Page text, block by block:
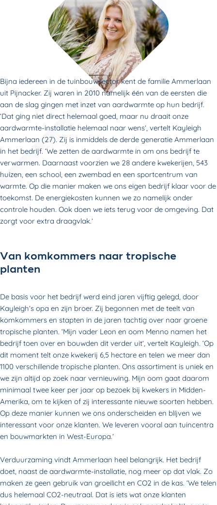
Bijna iedereen in de tuinbouwsector kent de familie Ammerlaan
uit Pijnacker. Zij waren in 2010 namelijk één van de eersten die
aan de slag gingen met inzet van aardwarmte op hun bedrijf.
‘Dat ging niet direct helemaal goed, maar nu draait onze
aardwarmte-installatie helemaal naar wens’, vertelt Kayleigh
Ammerlaan (27). Zij is inmiddels de derde generatie Ammerlaan
in het bedrijf. ‘We zetten de aardwarmte in om ons bedrijf te
verwarmen. Daarnaast voorzien we 28 andere kwekerijen, 543
huizen, een school, een zwembad en een sportcentrum van
warmte. Op die manier maken we ons eigen bedrijf klaar voor de
toekomst. De energiekosten kunnen we zo namelijk onder
controle houden. Ook doen we iets terug voor de omgeving. Dat
zorgt voor extra draagvlak.’
Van komkommers naar tropische
planten
De basis voor het bedrijf werd eind jaren vijftig gelegd, door
Kayleigh’s opa en zijn broer. Zij begonnen met de teelt van
komkommers en stapten in de jaren tachtig over naar groene
tropische planten. ‘Mijn vader Leon en oom Menno namen het
bedrijf toen over en bouwden dit verder uit’, vertelt Kayleigh. ‘Op
dit moment telt onze kwekerij 6,5 hectare en telen we meer dan
1100 verschillende tropische planten. Ons assortiment is uniek en
we zijn altijd op zoek naar vernieuwing. Mijn oom gaat daarom
minimaal twee keer per jaar op bezoek bij kwekers in Midden-
Amerika, om te kijken of zij interessante nieuwe soorten hebben.
Op deze manier kunnen we ons onderscheiden en blíjven we
interessant voor onze klanten. We leveren vooral aan tuincentra
en bouwmarkten in West-Europa.’
Verduurzaming vindt Ammerlaan heel belangrijk. Het bedrijf
doet, naast de aardwarmte-installatie, nog meer op dat vlak. Zo
maken ze geen gebruik van groeilicht en CO2 in de kas. ‘We telen
dus helemaal CO2-neutraal. Dat is iets wat onze klanten